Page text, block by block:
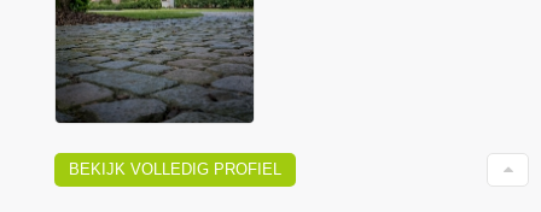
BEKIJK VOLLEDIG PROFIEL